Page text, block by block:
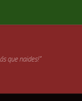
que naides!"